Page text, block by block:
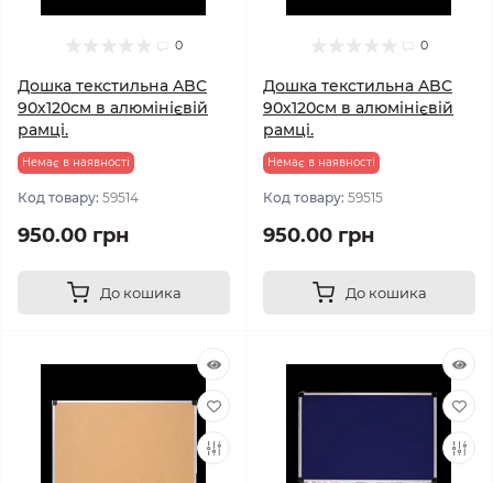
0
Дошка текстильна ABC
90х120см в алюмінієвій
рамці.
Немає в наявності
Код товару: 59514
950.00 грн
До кошика
0
Дошка текстильна ABC
90х120см в алюмінієвій
рамці.
Немає в наявності
Код товару: 59515
950.00 грн
До кошика